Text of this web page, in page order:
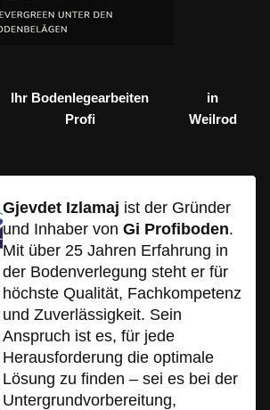
Ihr Bodenlegearbeiten
Profi
in
Weilrod
Gjevdet Izlamaj ist der Gründer
und Inhaber von Gi Profiboden.
Mit über 25 Jahren Erfahrung in
der Bodenverlegung steht er für
höchste Qualität, Fachkompetenz
und Zuverlässigkeit. Sein
Anspruch ist es, für jede
Herausforderung die optimale
Lösung zu finden – sei es bei der
Untergrundvorbereitung,